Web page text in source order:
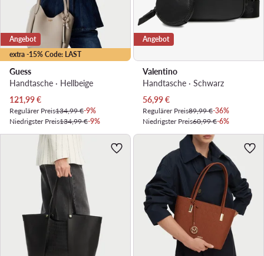
extra -15% Code: LAST
Angebot
Guess
Handtasche · Hellbeige
Aktueller Preis
121,99€
Regulärer Preis134,99 €-9%
Niedrigster Preis134,99 €-9%
Angebot
Valentino
Handtasche · Schwarz
Aktueller Preis
56,99€
Regulärer Preis89,99 €-36%
Niedrigster Preis60,99 €-6%